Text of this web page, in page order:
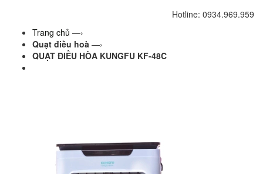
Hotline: 0934.969.959
Trang chủ —›
Quạt điều hoà —›
QUẠT ĐIỀU HÒA KUNGFU KF-48C